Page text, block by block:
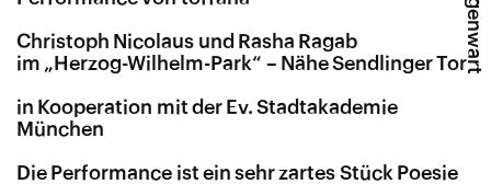
Christoph Nicolaus und Rasha Ragab
im „Herzog-Wilhelm-Park“ – Nähe Sendlinger Tor
in Kooperation mit der Ev. Stadtakademie
München
Die Performance ist ein sehr zartes Stück Poesie